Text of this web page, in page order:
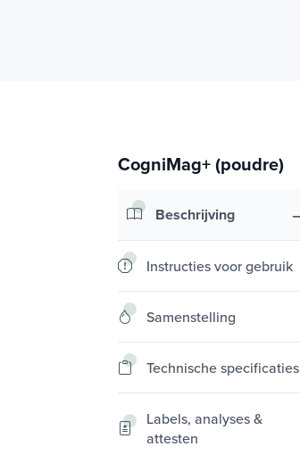
CogniMag+ (poudre)
Beschrijving
Instructies voor gebruik
Samenstelling
Technische specificaties
Labels, analyses &
attesten